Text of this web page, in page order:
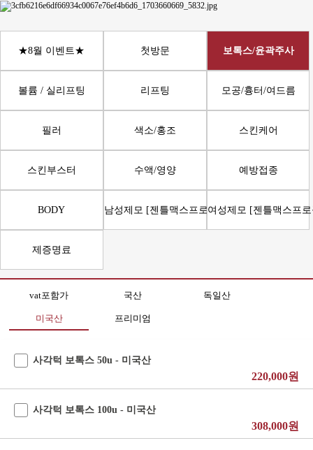
★8월 이벤트★ 첫방문 보톡스/윤곽주사
볼륨 / 실리프팅 리프팅 모공/흉터/여드름
필러 색소/홍조 스킨케어
스킨부스터 수액/영양 예방접종
BODY 남성제모 [젠틀맥스프로플러스]여성제모 [젠틀맥스프
제증명료
vat포함가 국산 독일산
미국산 프리미엄
사각턱 보톡스 50u - 미국산
220,000원
사각턱 보톡스 100u - 미국산
308,000원